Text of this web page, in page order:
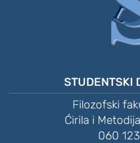
STUDENTSKI
Filozofski
Ćirila i
060